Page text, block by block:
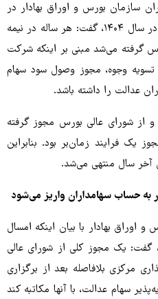
سازمان بورس و اوراق بهادار در
مورد زمان واریز سود سهام عدالت در سال ۱۴۰۴، گفت: هر ساله در نیمه
گرفته می‌شد مبنی بر اینکه شرکت
تسویه وجوه، مجوز وصول سود سهام
عدالت را داشته باشد.
و از شورای عالی بورس مجوز گرفته
یک فرایند زمان‌بر بود. بنابراین
آخر سال منتهی می‌شد.
حساب سهامداران واریز می‌شود
اوراق بهادار با بیان اینکه امسال
یک مجوز کلی از شورای عالی
مرکزی بلافاصله بعد از برگزاری
سهام عدالت، با آنها مکاتبه ‌کند